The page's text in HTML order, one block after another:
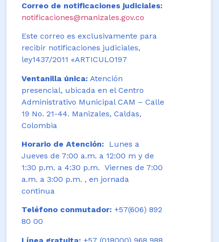
Correo de notificaciones judiciales:
notificaciones@manizales.gov.co
Este correo es exclusivamente para
recibir notificaciones judiciales,
ley1437/2011 «ARTICULO197
Ventanilla única: Atención
presencial, ubicada en el Centro
Administrativo Municipal CAM – Calle
19 No. 21-44. Manizales, Caldas,
Colombia
Horario de Atención:
Lunes a
Jueves de 7:00 a.m. a 12:00 m y de
1:30 p.m. a 4:30 p.m. Viernes de 7:00
a.m. a 3:00 p.m. , en jornada
continua
Teléfono conmutador: +57(606) 892
80 00
Línea gratuita: +57 (018000) 968 988